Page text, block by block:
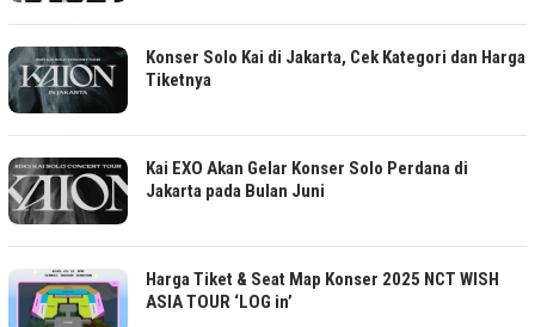
Konser Solo Kai di Jakarta, Cek Kategori dan Harga
Tiketnya
Kai EXO Akan Gelar Konser Solo Perdana di
Jakarta pada Bulan Juni
Harga Tiket & Seat Map Konser 2025 NCT WISH
ASIA TOUR ‘LOG in’